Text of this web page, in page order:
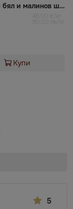
Малини с бял и малинов шоколад FRANUI
46,00 €/кг
90,00 лв/кг
Купи
5